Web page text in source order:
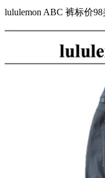
lululemon ABC 裤标价